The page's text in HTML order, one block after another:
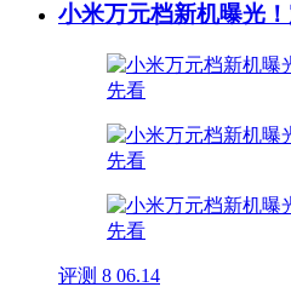
小米万元档新机曝光
评测 8 06.14